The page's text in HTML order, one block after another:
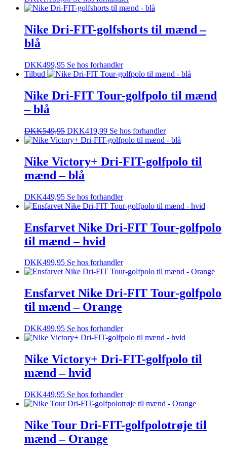
Nike Dri-FIT-golfshorts til mænd –
blå
DKK499,95 Se hos forhandler
Tilbud
Nike Dri-FIT Tour-golfpolo til mænd
– blå
DKK549,95 DKK419,99 Se hos forhandler
Nike Victory+ Dri-FIT-golfpolo til
mænd – blå
DKK449,95 Se hos forhandler
Ensfarvet Nike Dri-FIT Tour-golfpolo
til mænd – hvid
DKK499,95 Se hos forhandler
Ensfarvet Nike Dri-FIT Tour-golfpolo
til mænd – Orange
DKK499,95 Se hos forhandler
Nike Victory+ Dri-FIT-golfpolo til
mænd – hvid
DKK449,95 Se hos forhandler
Nike Tour Dri-FIT-golfpolotrøje til
mænd – Orange